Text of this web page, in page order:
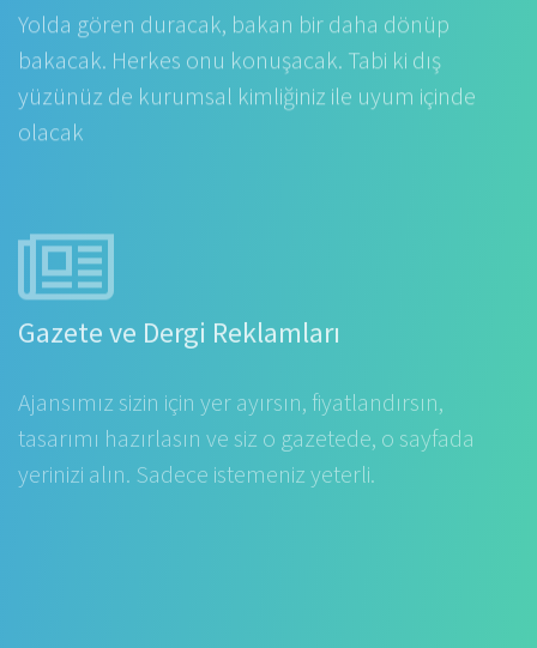
Yolda gören duracak, bakan bir daha dönüp
bakacak. Herkes onu konuşacak. Tabi ki dış
yüzünüz de kurumsal kimliğiniz ile uyum içinde
olacak
Gazete ve Dergi Reklamları
Ajansımız sizin için yer ayırsın, fiyatlandırsın,
tasarımı hazırlasın ve siz o gazetede, o sayfada
yerinizi alın. Sadece istemeniz yeterli.